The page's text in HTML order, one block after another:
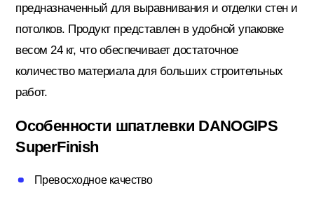
Пены; Герметики; Клей
предназначенный для выравнивания и отделки стен и
потолков. Продукт представлен в удобной упаковке
весом 24 кг, что обеспечивает достаточное
количество материала для больших строительных
работ.
Особенности шпатлевки DANOGIPS
SuperFinish
Превосходное качество